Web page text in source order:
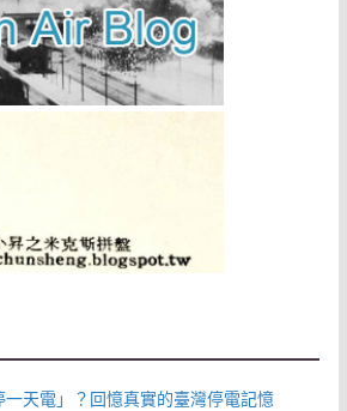
一天電」？回憶真實的臺灣停電記憶